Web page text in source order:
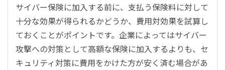
サイバー保険に加入する前に、支払う保険料に対して
十分な効果が得られるかどうか、費用対効果を試算し
ておくことがポイントです。企業によってはサイバー
攻撃への対策として高額な保険に加入するよりも、セ
キュリティ対策に費用をかけた方が安く済む場合があ